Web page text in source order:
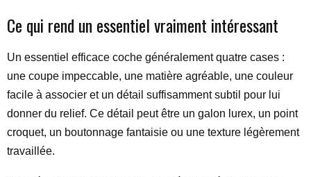
Ce qui rend un essentiel vraiment intéressant
Un essentiel efficace coche généralement quatre cases :
une coupe impeccable, une matière agréable, une couleur
facile à associer et un détail suffisamment subtil pour lui
donner du relief. Ce détail peut être un galon lurex, un point
croquet, un boutonnage fantaisie ou une texture légèrement
travaillée.